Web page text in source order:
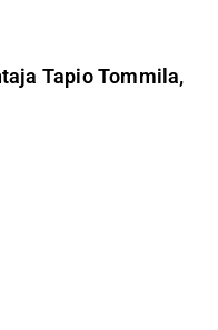
Tapio Tommila,